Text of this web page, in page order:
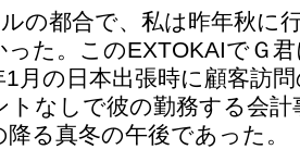
の都合で、私は昨年秋に
った。このEXTOKAIでＧ
月の日本出張時に顧客訪
トなしで彼の勤務する会計
る真冬の午後であった。